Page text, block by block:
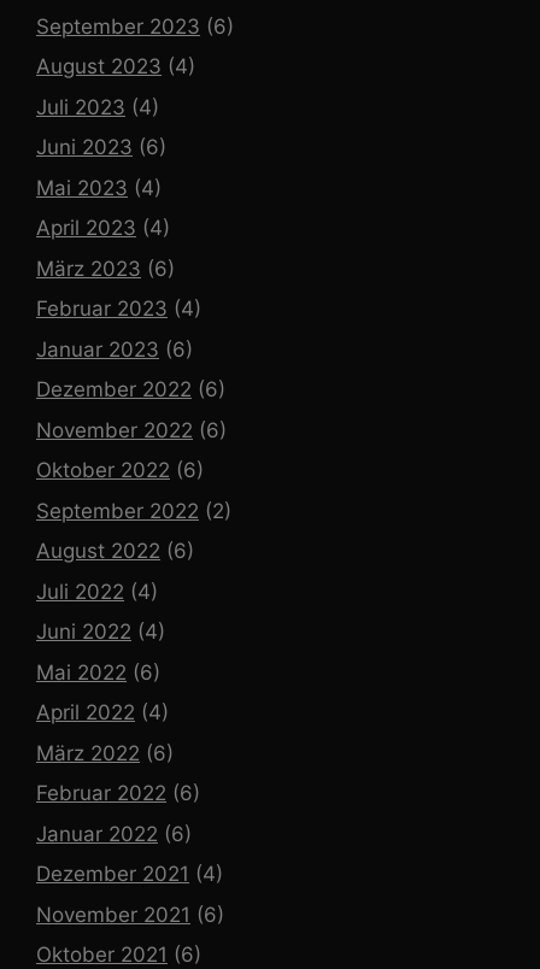
September 2023 (6)
August 2023 (4)
Juli 2023 (4)
Juni 2023 (6)
Mai 2023 (4)
April 2023 (4)
März 2023 (6)
Februar 2023 (4)
Januar 2023 (6)
Dezember 2022 (6)
November 2022 (6)
Oktober 2022 (6)
September 2022 (2)
August 2022 (6)
Juli 2022 (4)
Juni 2022 (4)
Mai 2022 (6)
April 2022 (4)
März 2022 (6)
Februar 2022 (6)
Januar 2022 (6)
Dezember 2021 (4)
November 2021 (6)
Oktober 2021 (6)